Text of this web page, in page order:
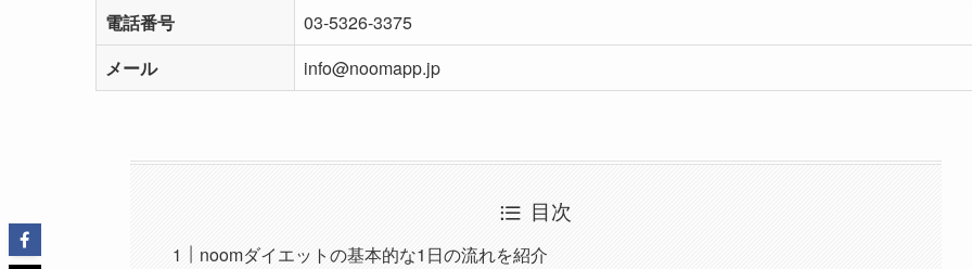
電話番号
03-5326-3375
メール
info@noomapp.jp
目次
noomダイエットの基本的な1日の流れを紹介